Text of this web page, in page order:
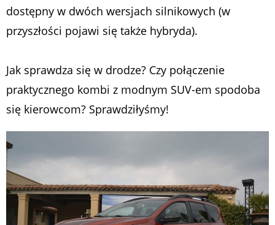
dostępny w dwóch wersjach silnikowych (w
przyszłości pojawi się także hybryda).
Jak sprawdza się w drodze? Czy połączenie
praktycznego kombi z modnym SUV-em spodoba
się kierowcom? Sprawdziłyśmy!